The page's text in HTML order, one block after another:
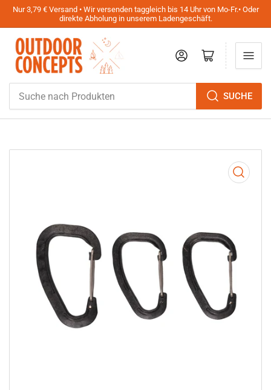
Nur 3,79 € Versand • Wir versenden taggleich bis 14 Uhr von Mo-Fr.• Oder
direkte Abholung in unserem Ladengeschäft.
nach
Produkten
SUCHE
AnmeldenMini-Warenkorb öffnen
Medien
in
Modal
öffnen